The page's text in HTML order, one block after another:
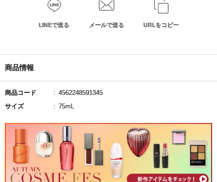
LINEで送る メールで送る URLをコピー
商品情報
商品コード
4562248591345
サイズ
75mL